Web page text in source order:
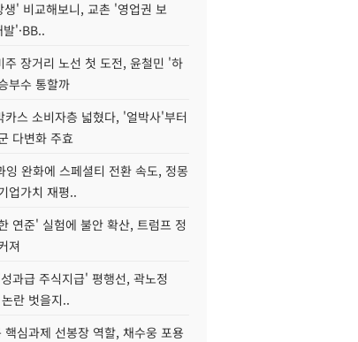
' 비교해보니, 교촌 '영업권 보
'·BB..
주 장거리 노선 첫 도전, 윤철민 '하
부수 통할까
카스 소비자층 넓혔다, '얼박사'부터
다변화 주효
잉 완화에 스페셜티 전환 속도, 정몽
업가치 재평..
연준' 실험에 불안 확산, 트럼프 정
져
과급 주식지급' 평행선, 곽노정
란 벗을지..
핵심과제 선봉장 역할, 채수웅 포용